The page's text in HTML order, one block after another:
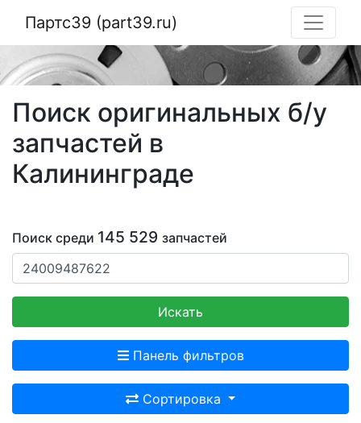
Партс39 (part39.ru)
Поиск оригинальных б/у
запчастей в
Калининграде
Поиск среди 145 529 запчастей
Искать
Панель фильтров
Сортировка